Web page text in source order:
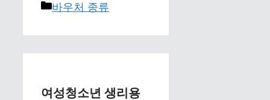
Categories
바우처 종류
여성청소년 생리용